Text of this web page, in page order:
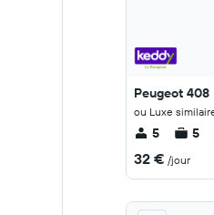
Peugeot 408
ou Luxe
5 5
32 € /jour